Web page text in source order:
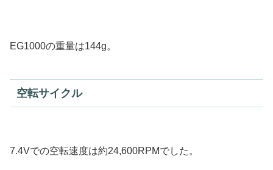
EG1000の重量は144g。
空転サイクル
7.4Vでの空転速度は約24,600RPMでした。